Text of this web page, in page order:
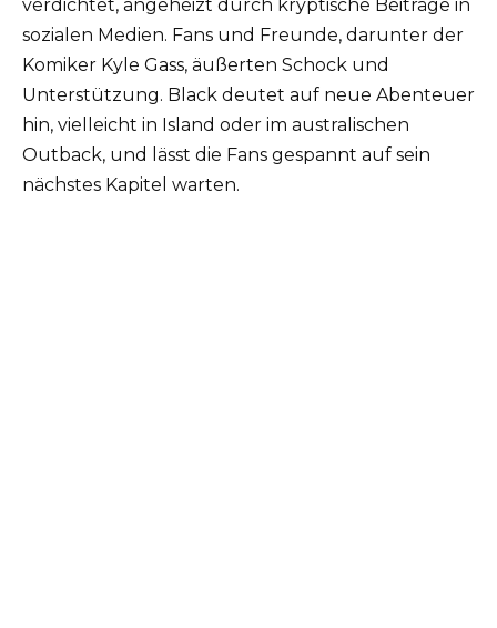
verdichtet, angeheizt durch kryptische Beiträge in
sozialen Medien. Fans und Freunde, darunter der
Komiker Kyle Gass, äußerten Schock und
Unterstützung. Black deutet auf neue Abenteuer
hin, vielleicht in Island oder im australischen
Outback, und lässt die Fans gespannt auf sein
nächstes Kapitel warten.